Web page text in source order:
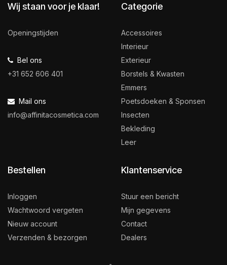
Wij staan voor je klaar!
Openingstijden
Bel ons
+31 652 606 401
Mail ons
info@affinitacosmetica.com
Bestellen
Inloggen
Wachtwoord vergeten
Nieuw account
Verzenden & bezorgen
Categorie
Accessoires
Interieur
Exterieur
Borstels & Kwasten
Emmers
Poetsdoeken & Sponsen
Insecten
Bekleding
Leer
Klantenservice
Stuur een bericht
Mijn gegevens
Contact
Dealers